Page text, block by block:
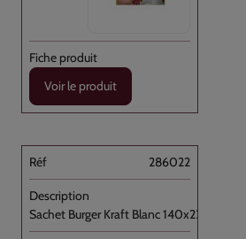
Voir le produit
286022
Sachet Burger Kraft Blanc 140x220 //1000